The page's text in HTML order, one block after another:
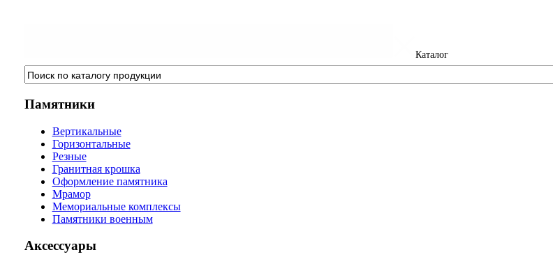
Каталог
Памятники
Вертикальные
Горизонтальные
Резные
Гранитная крошка
Оформление памятника
Мрамор
Мемориальные комплексы
Памятники военным
Аксессуары